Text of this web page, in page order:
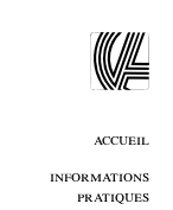
accueil
informations
pratiques